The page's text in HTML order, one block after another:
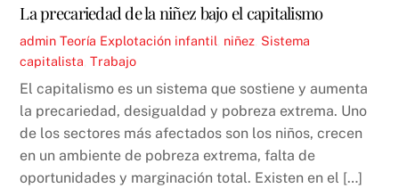
La precariedad de la niñez bajo el capitalismo
admin Teoría Explotación infantil niñez Sistema
capitalista ,Trabajo
El capitalismo es un sistema que sostiene y aumenta
la precariedad, desigualdad y pobreza extrema. Uno
de los sectores más afectados son los niños, crecen
en un ambiente de pobreza extrema, falta de
oportunidades y marginación total. Existen en el […]